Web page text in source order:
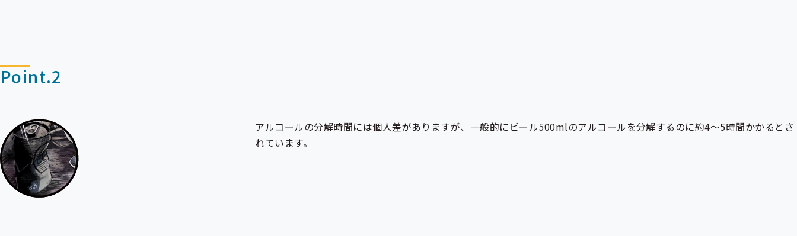
Point.2
アルコールの分解時間には個人差がありますが、一般的にビール500mlのアルコールを分解するのに約4～5時間かかるとさ
れています。